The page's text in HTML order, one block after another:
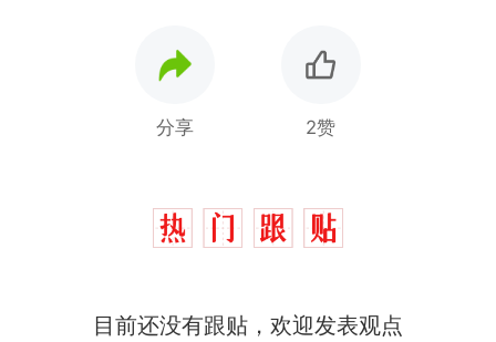
分享 2赞
目前还没有跟贴，欢迎发表观点
么？